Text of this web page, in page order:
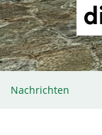
Nachrichten